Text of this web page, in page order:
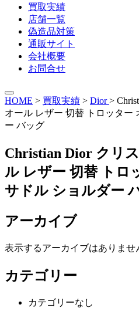
買取実績
店舗一覧
偽造品対策
通販サイト
会社概要
お問合せ
HOME > 買取実績 > Dior >
オール レザー 切替 トロッター
ー バッグ
Christian Dior クリ
ル レザー 切替 トロ
サドル ショルダー
アーカイブ
表示するアーカイブはありませ
カテゴリー
カテゴリーなし